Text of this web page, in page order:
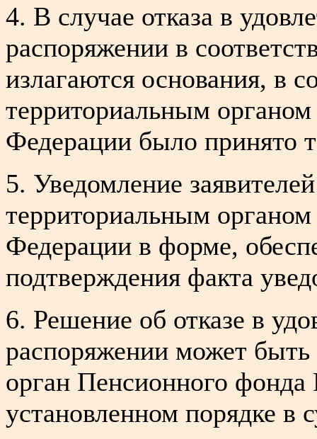
4. В случае отказа в
распоряжении в
излагаются основания, в
территориальным
Федерации было принято
5. Уведомление
территориальным
Федерации в форме,
подтверждения факта
6. Решение об отказе в
распоряжении может
орган Пенсионного
установленном порядке в